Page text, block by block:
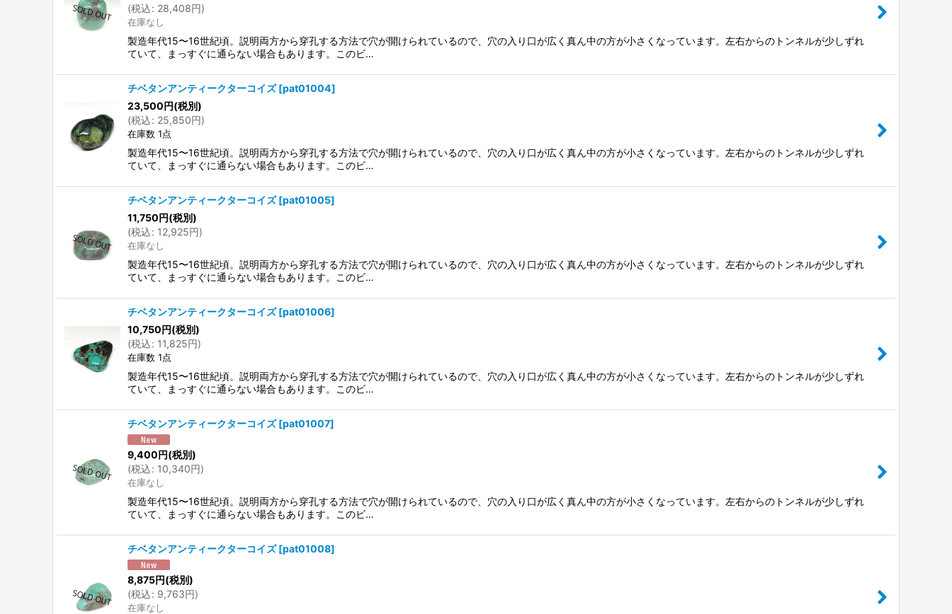
(税込: 28,408円)
在庫なし
製造年代15〜16世紀頃。説明両方から穿孔する方法で穴が開けられているので、穴の入り口が広く真ん中の方が小さくなっています。左右からのトンネルが少しずれ
ていて、まっすぐに通らない場合もあります。このビ…
チベタンアンティークターコイズ [pat01004]
23,500円(税別)
(税込: 25,850円)
在庫数 1点
製造年代15〜16世紀頃。説明両方から穿孔する方法で穴が開けられているので、穴の入り口が広く真ん中の方が小さくなっています。左右からのトンネルが少しずれ
ていて、まっすぐに通らない場合もあります。このビ…
チベタンアンティークターコイズ [pat01005]
11,750円(税別)
(税込: 12,925円)
在庫なし
製造年代15〜16世紀頃。説明両方から穿孔する方法で穴が開けられているので、穴の入り口が広く真ん中の方が小さくなっています。左右からのトンネルが少しずれ
ていて、まっすぐに通らない場合もあります。このビ…
チベタンアンティークターコイズ [pat01006]
10,750円(税別)
(税込: 11,825円)
在庫数 1点
製造年代15〜16世紀頃。説明両方から穿孔する方法で穴が開けられているので、穴の入り口が広く真ん中の方が小さくなっています。左右からのトンネルが少しずれ
ていて、まっすぐに通らない場合もあります。このビ…
チベタンアンティークターコイズ [pat01007]
9,400円(税別)
(税込: 10,340円)
在庫なし
製造年代15〜16世紀頃。説明両方から穿孔する方法で穴が開けられているので、穴の入り口が広く真ん中の方が小さくなっています。左右からのトンネルが少しずれ
ていて、まっすぐに通らない場合もあります。このビ…
チベタンアンティークターコイズ [pat01008]
8,875円(税別)
(税込: 9,763円)
在庫なし